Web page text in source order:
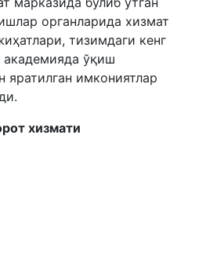
органларида хизмат
тизимдаги кенг
академияда ўқиш
яратилган имкониятлар
хизмати